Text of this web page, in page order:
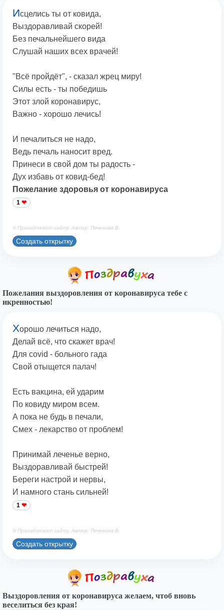
Исцелись ты от ковида,
Выздоравливай скорей!
Без печальнейшего вида
Слушай наших всех врачей!
"Всё пройдёт", - сказал жрец миру!
Силы есть - ты победишь
Этот злой коронавирус,
Важно - хорошо лечись!
И печалиться не надо,
Ведь печаль наносит вред.
Принеси в свой дом ты радость -
Дух избавь от ковид-бед!
Пожелание здоровья от коронавируса
1
© Принадлежит сайту. Автор: Печенова В.
Создать открытку
Пожелания выздоровления от коронавируса тебе с
икренностью!
Хорошо лечиться надо,
Делай всё, что скажет врач!
Для covid - больного гада
Свой отыщется палач!
Есть вакцина, ей ударим
По ковиду миром всем.
А пока не будь в печали,
Смех - лекарство от проблем!
Принимай леченье верно,
Выздоравливай быстрей!
Береги настрой и нервы,
И намного стань сильней!
1
© Принадлежит сайту. Автор: Печенова В.
Создать открытку
Выздоровления от коронавируса желаем, чтоб вновь
веселиться без края!